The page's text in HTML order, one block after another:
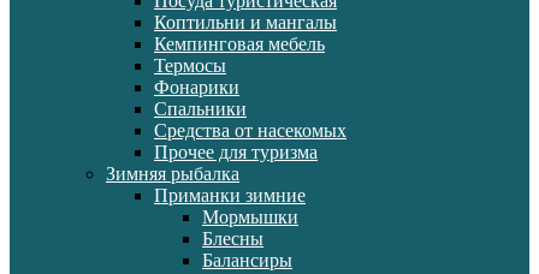
Коптильни и мангалы
Кемпинговая мебель
Термосы
Фонарики
Спальники
Средства от насекомых
Прочее для туризма
Зимняя рыбалка
Приманки зимние
Мормышки
Блесны
Балансиры